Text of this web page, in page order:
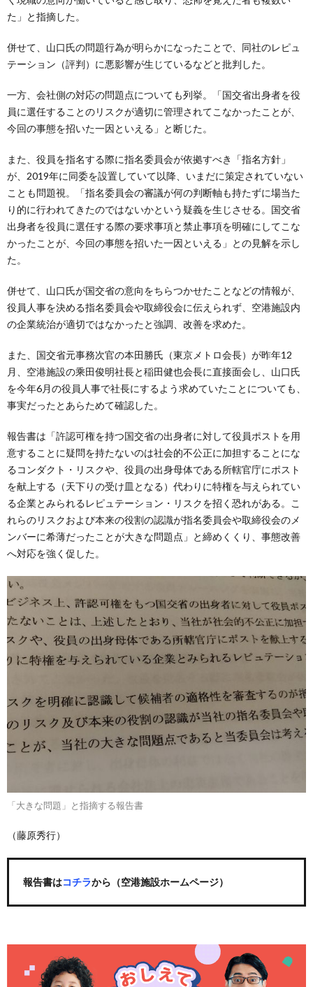
た」と指摘した。
併せて、山口氏の問題行為が明らかになったことで、同社のレピュ
テーション（評判）に悪影響が生じているなどと批判した。
一方、会社側の対応の問題点についても列挙。「国交省出身者を役
員に選任することのリスクが適切に管理されてこなかったことが、
今回の事態を招いた一因といえる」と断じた。
また、役員を指名する際に指名委員会が依拠すべき「指名方針」
が、2019年に同委を設置していて以降、いまだに策定されていない
ことも問題視。「指名委員会の審議が何の判断軸も持たずに場当た
り的に行われてきたのではないかという疑義を生じさせる。国交省
出身者を役員に選任する際の要求事項と禁止事項を明確にしてこな
かったことが、今回の事態を招いた一因といえる」との見解を示し
た。
併せて、山口氏が国交省の意向をちらつかせたことなどの情報が、
役員人事を決める指名委員会や取締役会に伝えられず、空港施設内
の企業統治が適切ではなかったと強調、改善を求めた。
また、国交省元事務次官の本田勝氏（東京メトロ会長）が昨年12
月、空港施設の乘田俊明社長と稲田健也会長に直接面会し、山口氏
を今年6月の役員人事で社長にするよう求めていたことについても、
事実だったとあらためて確認した。
報告書は「許認可権を持つ国交省の出身者に対して役員ポストを用
意することに疑問を持たないのは社会的不公正に加担することにな
るコンダクト・リスクや、役員の出身母体である所轄官庁にポスト
を献上する（天下りの受け皿となる）代わりに特権を与えられてい
る企業とみられるレピュテーション・リスクを招く恐れがある。こ
れらのリスクおよび本来の役割の認識が指名委員会や取締役会のメ
ンバーに希薄だったことが大きな問題点」と締めくくり、事態改善
へ対応を強く促した。
「大きな問題」と指摘する報告書
（藤原秀行）
報告書はコチラから（空港施設ホームページ）